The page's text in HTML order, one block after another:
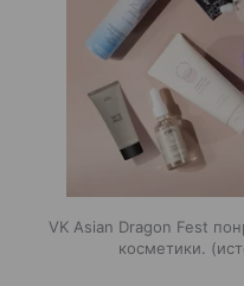
VK Asian Dragon Fest
косметики.